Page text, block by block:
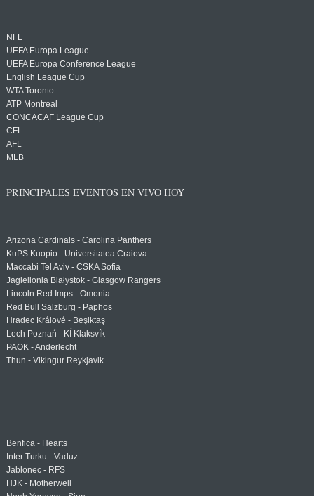
NFL
UEFA Europa League
UEFA Europa Conference League
English League Cup
WTA Toronto
ATP Montreal
CONCACAF League Cup
CFL
AFL
MLB
PRINCIPALES EVENTOS EN VIVO HOY
Arizona Cardinals - Carolina Panthers
KuPS Kuopio - Universitatea Craiova
Maccabi Tel Aviv - CSKA Sofia
Jagiellonia Białystok - Glasgow Rangers
Lincoln Red Imps - Omonia
Red Bull Salzburg - Paphos
Hradec Králové - Beşiktaş
Lech Poznań - KÍ Klaksvík
PAOK - Anderlecht
Thun - Vikingur Reykjavik
Benfica - Hearts
Inter Turku - Vaduz
Jablonec - RFS
HJK - Motherwell